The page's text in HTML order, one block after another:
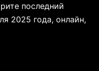
последний
2025 года, онлайн,